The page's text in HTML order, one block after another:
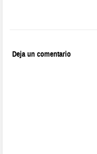
Deja un comentario